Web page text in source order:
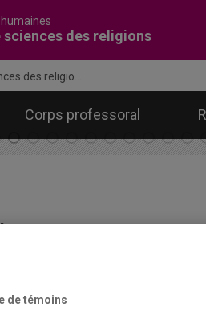
sciences des religions
des religio...
Corps professoral
de témoins